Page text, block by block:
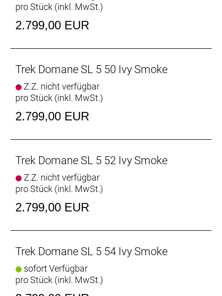
Verfügung.
Raffinierte Integration
Sattelstützenklemmung zeichnet durch eine noch
Geschlecht: Uni
Rahmen: 500 Series OCLV Carbon, IsoSpeed,
Flat Mount-Scheibenbremsaufnahme, 142 x12 mm
Rahmengröße: 47
Rahmenmaterial: Carbon
größtem Ritzel
Anzahl Gänge: 1
pro Stück (inkl. MwSt.)
2.799,00 EUR
Trek Domane SL 5 50 Ivy Smoke
Z.Z. nicht verfügbar
pro Stück (inkl. MwSt.)
2.799,00 EUR
Trek Domane SL 5 52 Ivy Smoke
Z.Z. nicht verfügbar
pro Stück (inkl. MwSt.)
2.799,00 EUR
Trek Domane SL 5 54 Ivy Smoke
sofort Verfügbar
pro Stück (inkl. MwSt.)